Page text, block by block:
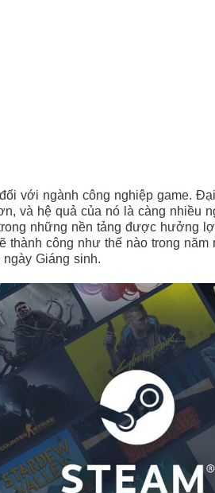
với ngành công nghiệp game.
và hệ quả của nó là càng nhiều
những nền tảng được hưởng
thành công như thế nào trong
Giáng sinh.